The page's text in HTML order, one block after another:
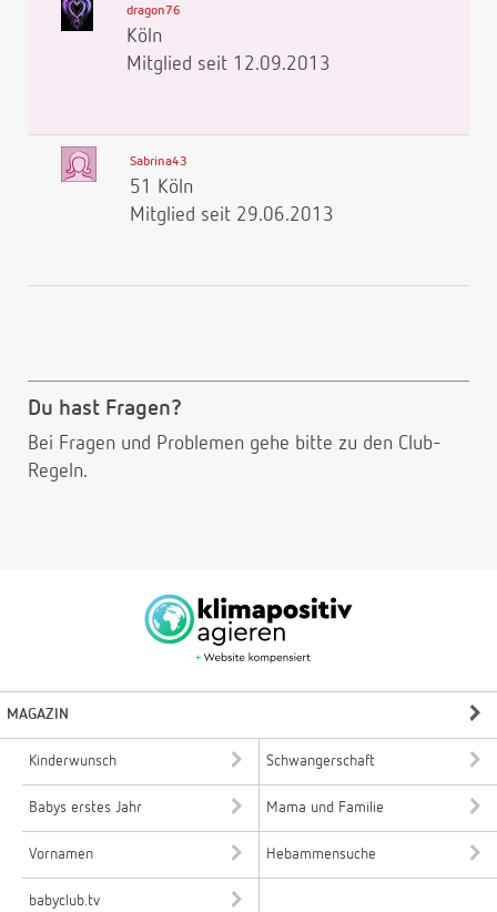
dragon76
Köln
Mitglied seit 12.09.2013
Sabrina43
51 Köln
Mitglied seit 29.06.2013
Du hast Fragen?
Bei Fragen und Problemen gehe bitte zu den Club-
Regeln.
MAGAZIN
Kinderwunsch Schwangerschaft
Babys erstes Jahr Mama und Familie
Vornamen Hebammensuche
babyclub.tv